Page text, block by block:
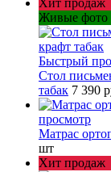
Живые фото
Быстрый
Стол
табак 7 390
просмотр
Матрас
шт
Хит продаж